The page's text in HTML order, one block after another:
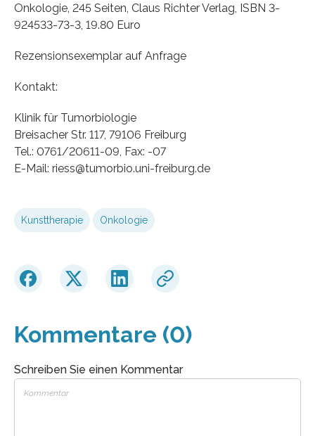
Onkologie, 245 Seiten, Claus Richter Verlag, ISBN 3-
924533-73-3, 19.80 Euro
Rezensionsexemplar auf Anfrage
Kontakt:
Klinik für Tumorbiologie
Breisacher Str. 117, 79106 Freiburg
Tel.: 0761/20611-09, Fax: -07
E-Mail: riess@tumorbio.uni-freiburg.de
Kunsttherapie Onkologie
Kommentare (0)
Schreiben Sie einen Kommentar